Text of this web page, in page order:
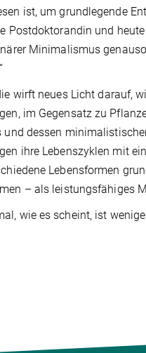
ist, um grundlegende
Postdoktorandin und
Minimalismus
wirft neues Licht darauf,
im Gegensatz zu
und dessen
ihre Lebenszyklen mit
Lebensformen
– als leistungsfähiges
wie es scheint, ist